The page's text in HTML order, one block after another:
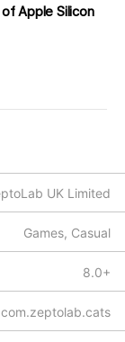
Apple Silicon
UK Limited
Games, Casual
8.0+
com.zeptolab.cats